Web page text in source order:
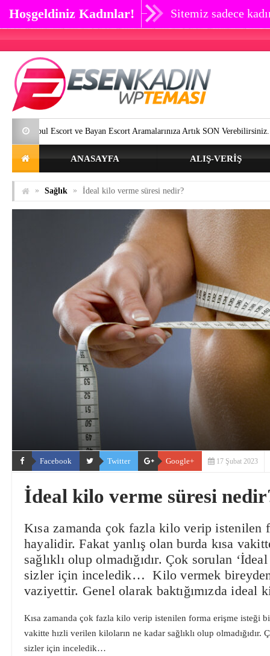
Hoşgeldiniz Kadınlar! Sitemiz sadece
ve Bayan Escort Aramalarınıza Artık SON Verebilirsiniz. Göz
ANASAYFA ALIŞ-VERIŞ
» Sağlık » İdeal kilo verme süresi nedir?
Facebook Twitter Google+ 17 Şubat 2023
İdeal kilo verme süresi
Kısa zamanda çok fazla kilo verip istenilen
hayalidir. Fakat yanlış olan burda kısa
sağlıklı olup olmadığıdır. Çok sorulan
sizler için inceledik… Kilo vermek
vaziyettir. Genel olarak baktığımızda
Kısa zamanda çok fazla kilo verip istenilen forma erişme isteği
vakitte hızli verilen kiloların ne kadar sağlıklı olup olmadığıdır.
sizler için inceledik…